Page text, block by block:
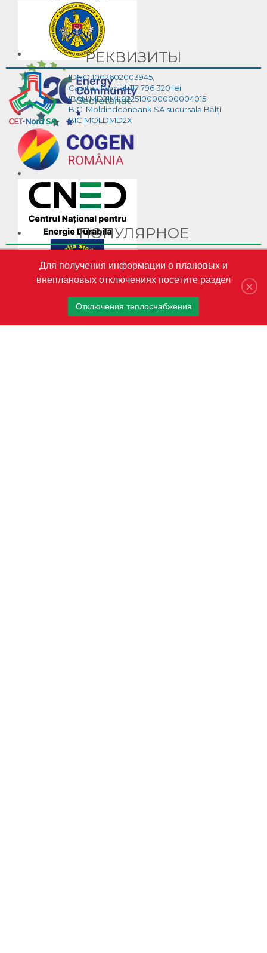
РЕКВИЗИТЫ
IDNO 1002602003945,
Capitalul social :117 796 320 lei
IBAN:MD21ML022510000000004015
B.C. Moldindconbank SA sucursala Bălți
BIC MOLDMD2X
ПОПУЛЯРНОЕ
CET-Nord
CET-Nord are un nou director general interimar
S.A. „CET-Nord” a participat la Misiunea Economică a
oamenilor de afaceri din Republica Moldova în Austria
×
Для получения информации о плановых и
внеплановых отключениях посетите раздел
Отключения теплоснабжения